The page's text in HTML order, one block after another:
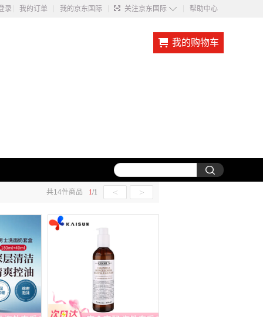
录 我的订单 我的京东国际 关注京东国际 ◇ 帮助中心
我的购物车
1/1 < >
共14件商品